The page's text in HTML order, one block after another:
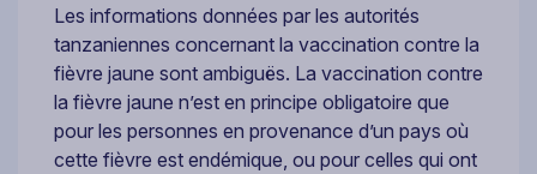
Les informations données par les autorités
tanzaniennes concernant la vaccination contre la
fièvre jaune sont ambiguës. La vaccination contre
la fièvre jaune n’est en principe obligatoire que
pour les personnes en provenance d’un pays où
cette fièvre est endémique, ou pour celles qui ont